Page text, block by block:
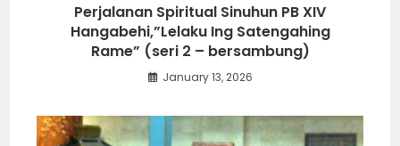
Perjalanan Spiritual Sinuhun PB XIV
Hangabehi,”Lelaku Ing Satengahing
Rame” (seri 2 – bersambung)
January 13, 2026